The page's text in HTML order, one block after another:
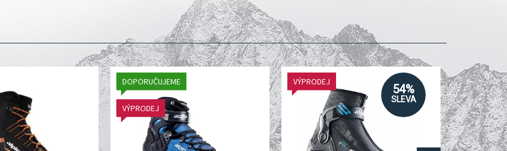
DOPORUČUJEME
VÝPRODEJ
54%
SLEVA
VÝPRODEJ